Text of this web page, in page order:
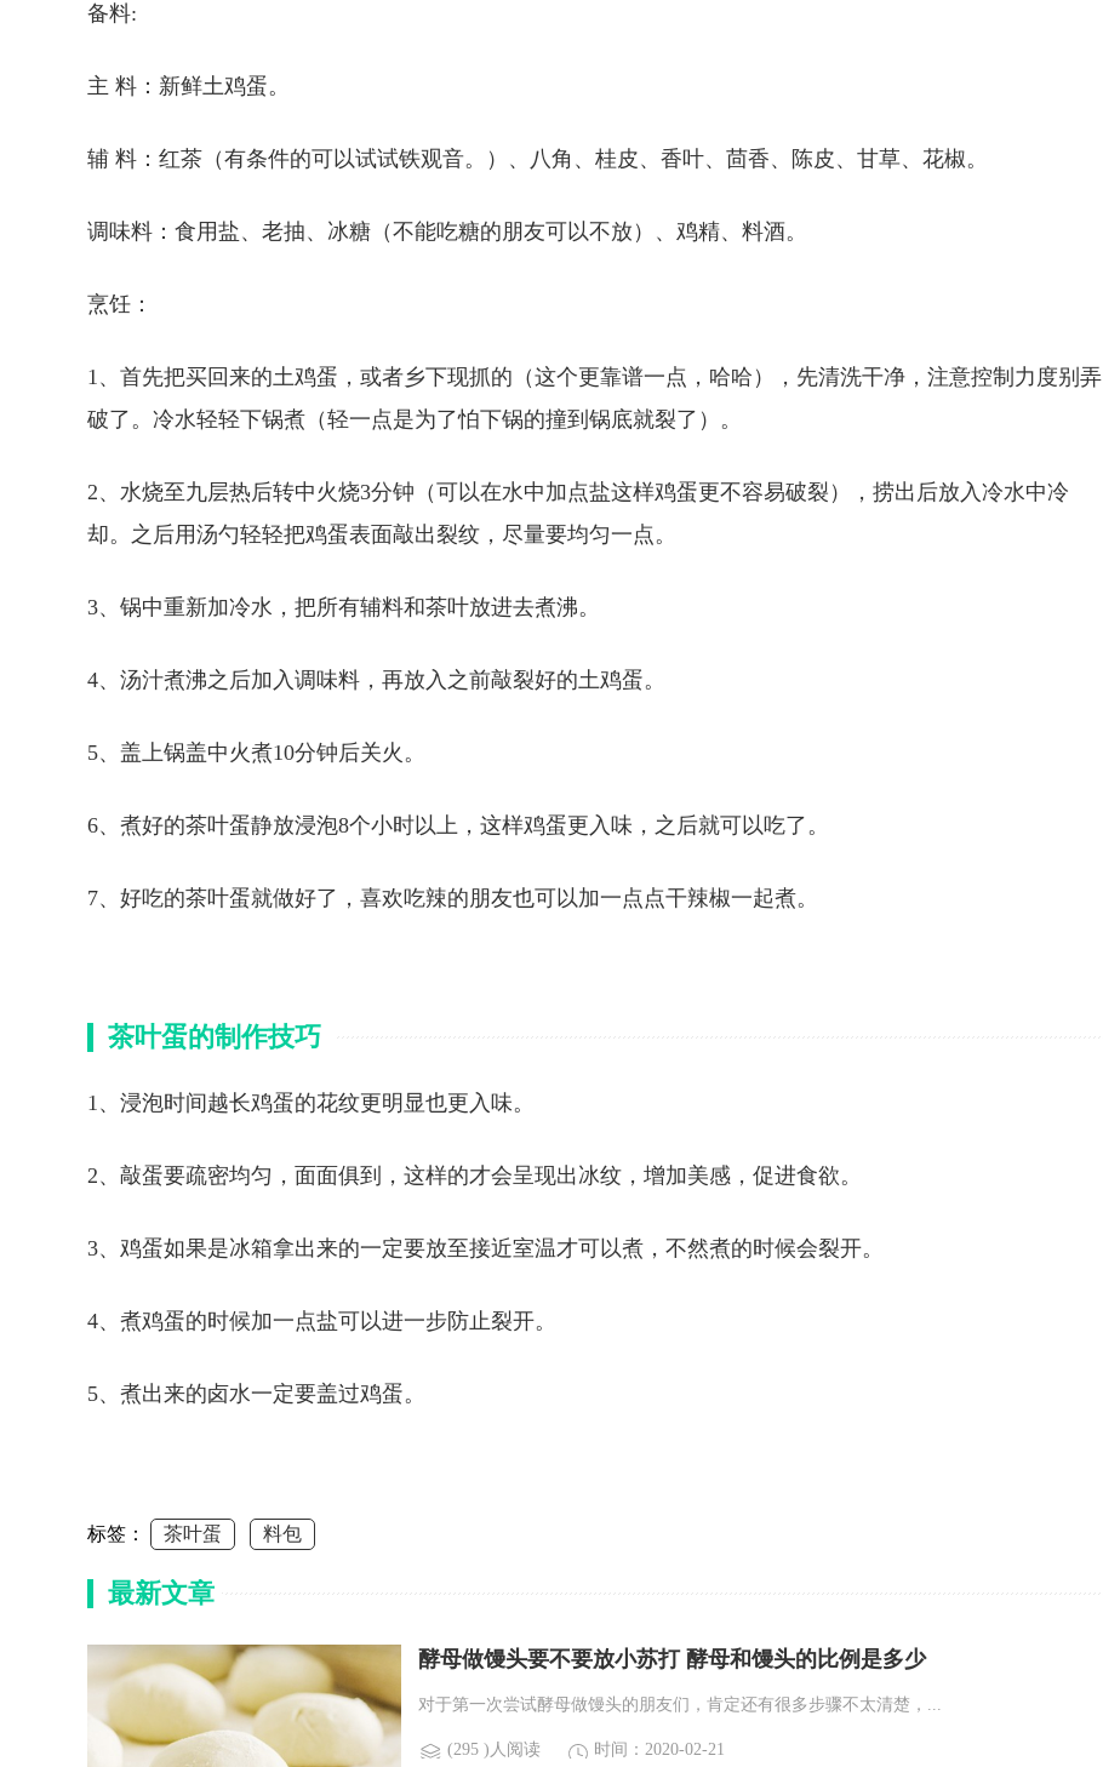
备料:
主 料：新鲜土鸡蛋。
辅 料：红茶（有条件的可以试试铁观音。）、八角、桂皮、香叶、茴香、陈皮、甘草、花椒。
调味料：食用盐、老抽、冰糖（不能吃糖的朋友可以不放）、鸡精、料酒。
烹饪：
1、首先把买回来的土鸡蛋，或者乡下现抓的（这个更靠谱一点，哈哈），先清洗干净，注意控制力度别弄
破了。冷水轻轻下锅煮（轻一点是为了怕下锅的撞到锅底就裂了）。
2、水烧至九层热后转中火烧3分钟（可以在水中加点盐这样鸡蛋更不容易破裂），捞出后放入冷水中冷
却。之后用汤勺轻轻把鸡蛋表面敲出裂纹，尽量要均匀一点。
3、锅中重新加冷水，把所有辅料和茶叶放进去煮沸。
4、汤汁煮沸之后加入调味料，再放入之前敲裂好的土鸡蛋。
5、盖上锅盖中火煮10分钟后关火。
6、煮好的茶叶蛋静放浸泡8个小时以上，这样鸡蛋更入味，之后就可以吃了。
7、好吃的茶叶蛋就做好了，喜欢吃辣的朋友也可以加一点点干辣椒一起煮。
茶叶蛋的制作技巧
1、浸泡时间越长鸡蛋的花纹更明显也更入味。
2、敲蛋要疏密均匀，面面俱到，这样的才会呈现出冰纹，增加美感，促进食欲。
3、鸡蛋如果是冰箱拿出来的一定要放至接近室温才可以煮，不然煮的时候会裂开。
4、煮鸡蛋的时候加一点盐可以进一步防止裂开。
5、煮出来的卤水一定要盖过鸡蛋。
标签： 茶叶蛋 料包
最新文章
酵母做馒头要不要放小苏打 酵母和馒头的比例是多少
对于第一次尝试酵母做馒头的朋友们，肯定还有很多步骤不太清楚，...
(295 )人阅读 时间：2020-02-21